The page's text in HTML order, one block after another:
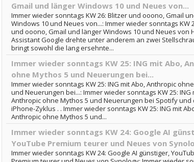
Gmail und länger Windows 10 und Neues von...
Immer wieder sonntags KW 26: Blitzer und ooono, Gmail
Windows 10 und Neues von...: Immer wieder sonntags KW
und ooono, Gmail und länger Windows 10 und Neues von
Assistant Google drehte unter anderem an zwei
bringt sowohl die lang ersehnte...
Immer wieder sonntags KW 25: ING mit Abo,
ohne Mythos 5 und Neuerungen bei...
Immer wieder sonntags KW 25: ING mit Abo, Anthropic
und Neuerungen bei...: Immer wieder sonntags KW 25: ING
Anthropic ohne Mythos 5 und Neuerungen bei Spotify und
iPhone-Zyklus . . Immer wieder sonntags KW 25: ING mit
Anthropic ohne Mythos 5 und...
Immer wieder sonntags KW 24: Google AI
YouTube Premium teurer und Neues von
Immer wieder sonntags KW 24: Google AI günstiger,